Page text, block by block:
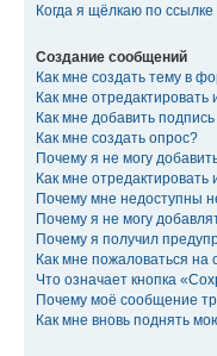
Когда я щёлкаю по
Создание сообщений
Как мне создать тему в
Как мне
Как мне добавить
Как мне создать опрос?
Почему я не могу
Как мне отредактировать
Почему мне недоступны
Почему я не могу
Почему я получил
Как мне пожаловаться
Что означает кнопка
Почему моё сообщение
Как мне вновь поднять